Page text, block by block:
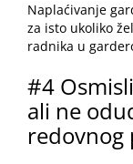
Naplaćivanje
za isto ukoliko
radnika u
#4
ali ne
redovnog